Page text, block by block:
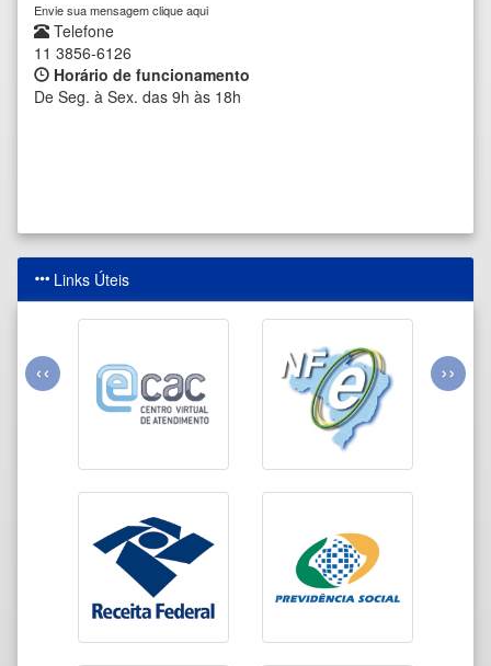
Envie sua mensagem clique aqui
Telefone
11 3856-6126
Horário de funcionamento
De Seg. à Sex. das 9h às 18h
Links Úteis
‹‹ ››